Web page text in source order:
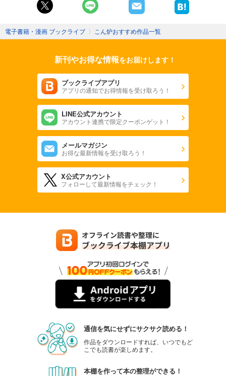
電子書籍・漫画 ブックライブ 〉 こん炉おすすめ作品一覧
新刊やお得な情報をお届けします！
ブックライブアプリ
アプリの通知でお得情報を受け取ろう！
LINE公式アカウント
アカウント連携で限定クーポンゲット！
メールマガジン
お得な最新情報を受け取ろう！
X公式アカウント
フォローして最新情報をチェック！
通信を気にせずにサクサク読める！
作品をダウンロードすれば、いつでもど
こでも読書が楽しめます。
本棚を作って本の整理ができる！